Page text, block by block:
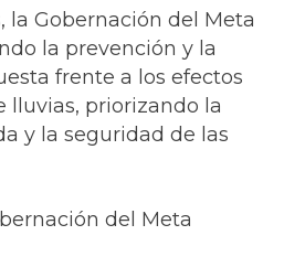
la Gobernación del Meta
la prevención y la
frente a los efectos
lluvias, priorizando la
y la seguridad de las
del Meta